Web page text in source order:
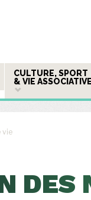
CULTURE, SPORT
& VIE ASSOCIATIVE
vie
DES